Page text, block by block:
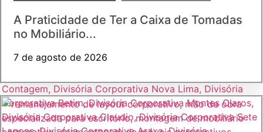
A Praticidade de Ter a Caixa de Tomadas
no Mobiliário...
7 de agosto de 2026